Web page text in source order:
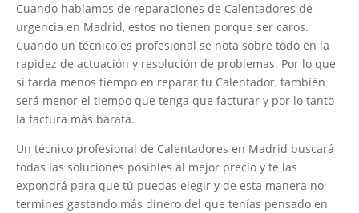
Cuando hablamos de reparaciones de Calentadores de
urgencia en Madrid, estos no tienen porque ser caros.
Cuando un técnico es profesional se nota sobre todo en la
rapidez de actuación y resolución de problemas. Por lo que
si tarda menos tiempo en reparar tu Calentador, también
será menor el tiempo que tenga que facturar y por lo tanto
la factura más barata.
Un técnico profesional de Calentadores en Madrid buscará
todas las soluciones posibles al mejor precio y te las
expondrá para que tú puedas elegir y de esta manera no
termines gastando más dinero del que tenías pensado en